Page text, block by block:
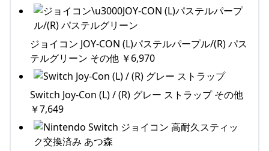
ジョイコン JOY-CON (L)パステルパープル/(R) パス
テルグリーン その他 ￥6,970
Switch Joy-Con (L) / (R) グレー ストラップ その他
￥7,649